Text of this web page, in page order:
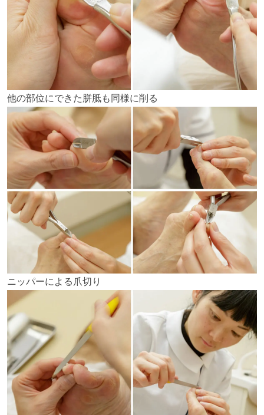
他の部位にできた胼胝も同様に削る
ニッパーによる爪切り